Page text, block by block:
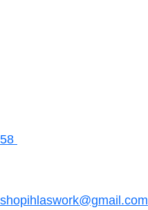
58
shopihlaswork@gmail.com